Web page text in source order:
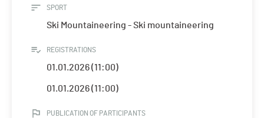
SPORT
Ski Mountaineering - Ski mountaineering
REGISTRATIONS
01.01.2026 (11:00)
01.01.2026 (11:00)
PUBLICATION OF PARTICIPANTS